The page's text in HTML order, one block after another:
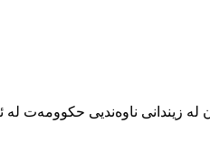
خەڵکی ئاودانان لە زیندانی